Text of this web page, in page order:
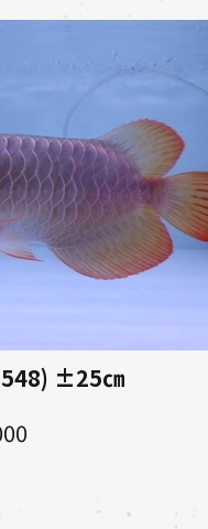
±25㎝